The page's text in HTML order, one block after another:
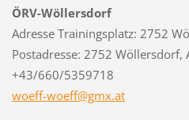
ÖRV-Wöllersdorf
Adresse Trainingsplatz: 2752
Postadresse: 2752 Wöllersdorf,
+43/660/5359718
woeff-woeff@gmx.at